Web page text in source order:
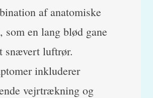
af anatomiske
som en lang blød gane
snævert luftrør.
inkluderer
vejrtrækning og